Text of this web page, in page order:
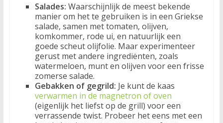
Salades: Waarschijnlijk de meest bekende
manier om het te gebruiken is in een Griekse
salade, samen met tomaten, olijven,
komkommer, rode ui, en natuurlijk een
goede scheut olijfolie. Maar experimenteer
gerust met andere ingrediënten, zoals
watermeloen, munt en olijven voor een frisse
zomerse salade.
Gebakken of gegrild: Je kunt de kaas
verwarmen in de magnetron of oven
(eigenlijk het liefst op de grill) voor een
verrassende twist. Probeer het eens met een